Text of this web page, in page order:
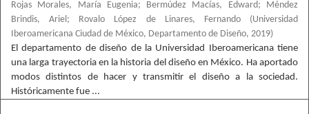
Rojas Morales, María Eugenia; Bermúdez Macías, Edward;
Méndez
Brindis, Ariel ; Rovalo López de Linares, Fernando (Universidad
Iberoamericana Ciudad de México, Departamento de Diseño, 2019)
El departamento de diseño de la Universidad Iberoamericana tiene
una larga trayectoria en la historia del diseño en México. Ha aportado
modos distintos de hacer y transmitir el diseño a la sociedad.
Históricamente fue ...